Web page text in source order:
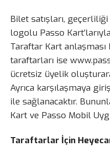
Bilet satışları,
logolu Passo
Taraftar Kart
taraftarları ise
ücretsiz üyelik
Ayrıca karşılaşmaya
ile sağlanacaktır.
Kart ve Passo Mobil
Taraftarlar İçin